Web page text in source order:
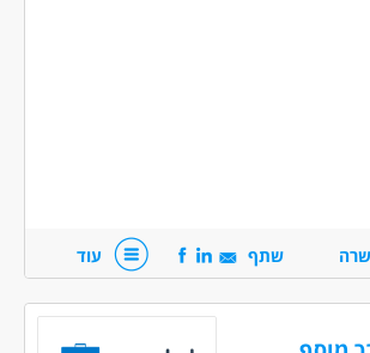
שתף עוד